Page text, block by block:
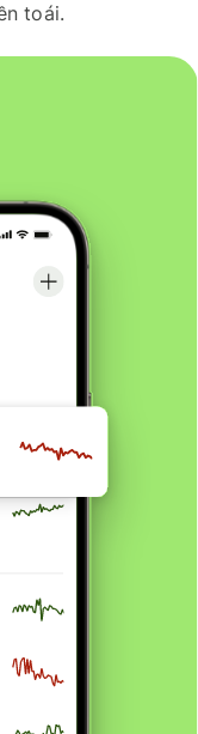
toái.